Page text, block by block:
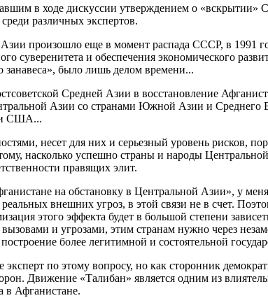
в ходе дискуссии утверждением о
различных экспертов.
произошло еще в момент распада СССР, в 1991
суверенитета и обеспечения экономического
занавеса», было лишь делом времени...
Средней Азии в восстановление
Азии со странами Южной Азии и Среднего
США...
несет для них и серьезный уровень рисков,
насколько успешно страны и народы
правящих элит.
на обстановку в Центральной Азии», у
внешних угроз, в этой связи не в счет.
этого эффекта будет в большой степени
и угрозами, этим странам нужно через
более легитимной и состоятельной
по этому вопросу, но как сторонник
Движение «Талибан» является одним из
в Афганистане.